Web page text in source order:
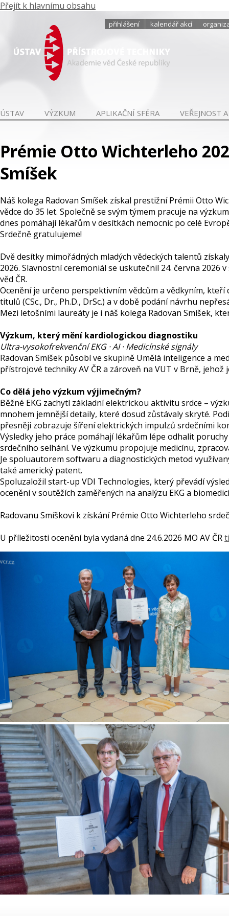
Přejít k hlavnímu obsahu
přihlášení kalendář akcí
ÚSTAV VÝZKUM APLIKAČNÍ SFÉRA VEŘEJNOST
Prémie Otto Wichterleho
Smíšek
Náš kolega Radovan Smíšek získal prestižní Prémii Otto
vědce do 35 let. Společně se svým týmem pracuje na
dnes pomáhají lékařům v desítkách nemocnic po celé
Srdečně gratulujeme!
Dvě desítky mimořádných mladých vědeckých talentů
2026. Slavnostní ceremoniál se uskutečnil 24. června 2026
věd ČR.
Ocenění je určeno perspektivním vědcům a vědkyním,
titulů (CSc., Dr., Ph.D., DrSc.) a v době podání návrhu
Mezi letošními laureáty je i náš kolega Radovan Smíšek,
Výzkum, který mění kardiologickou diagnostiku
Ultra-vysokofrekvenční EKG · AI · Medicínské signály
Radovan Smíšek působí ve skupině Umělá inteligence a
přístrojové techniky AV ČR a zároveň na VUT v Brně, jehož
Co dělá jeho výzkum výjimečným?
Běžné EKG zachytí základní elektrickou aktivitu srdce –
mnohem jemnější detaily, které dosud zůstávaly skryté.
přesněji zobrazuje šíření elektrických impulzů srdečními
Výsledky jeho práce pomáhají lékařům lépe odhalit
srdečního selhání. Ve výzkumu propojuje medicínu,
Je spoluautorem softwaru a diagnostických metod
také americký patent.
Spoluzaložil start-up VDI Technologies, který převádí
ocenění v soutěžích zaměřených na analýzu EKG a
Radovanu Smíškovi k získání Prémie Otto Wichterleho
U příležitosti ocenění byla vydaná dne 24.6.2026 MO AV ČR